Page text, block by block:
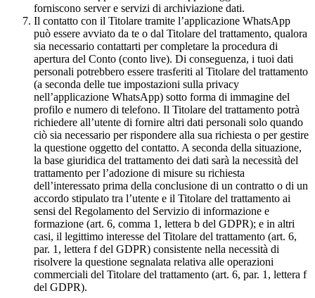
forniscono server e servizi di archiviazione dati.
Il contatto con il Titolare tramite l’applicazione WhatsApp
può essere avviato da te o dal Titolare del trattamento, qualora
sia necessario contattarti per completare la procedura di
apertura del Conto (conto live). Di conseguenza, i tuoi dati
personali potrebbero essere trasferiti al Titolare del trattamento
(a seconda delle tue impostazioni sulla privacy
nell’applicazione WhatsApp) sotto forma di immagine del
profilo e numero di telefono. Il Titolare del trattamento potrà
richiedere all’utente di fornire altri dati personali solo quando
ciò sia necessario per rispondere alla sua richiesta o per gestire
la questione oggetto del contatto. A seconda della situazione,
la base giuridica del trattamento dei dati sarà la necessità del
trattamento per l’adozione di misure su richiesta
dell’interessato prima della conclusione di un contratto o di un
accordo stipulato tra l’utente e il Titolare del trattamento ai
sensi del Regolamento del Servizio di informazione e
formazione (art. 6, comma 1, lettera b del GDPR); e in altri
casi, il legittimo interesse del Titolare del trattamento (art. 6,
par. 1, lettera f del GDPR) consistente nella necessità di
risolvere la questione segnalata relativa alle operazioni
commerciali del Titolare del trattamento (art. 6, par. 1, lettera f
del GDPR).